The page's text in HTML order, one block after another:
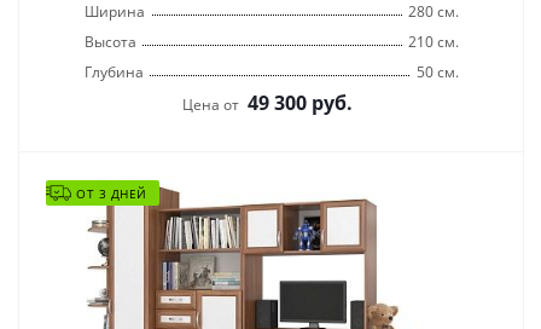
Ширина
280 см.
Высота
210 см.
Глубина
50 см.
Цена от 49 300 руб.
ОТ 3 ДНЕЙ